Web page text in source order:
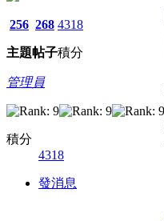
256
主題
268
帖子
4318
積分
管理員
積分
4318
發消息